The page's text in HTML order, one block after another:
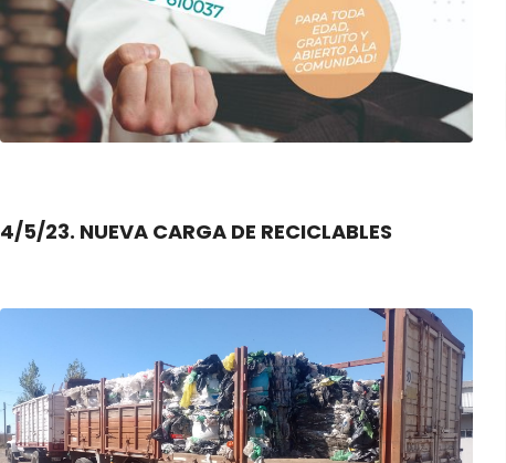
4/5/23. NUEVA CARGA DE RECICLABLES